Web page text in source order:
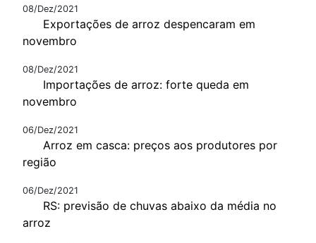
08/Dez/2021
Exportações de arroz despencaram em
novembro
08/Dez/2021
Importações de arroz: forte queda em
novembro
06/Dez/2021
Arroz em casca: preços aos produtores por
região
06/Dez/2021
RS: previsão de chuvas abaixo da média no
arroz